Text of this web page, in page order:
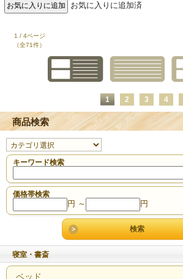
お気に入りに追加済
1 / 4ページ
（全71件）
1 2 3 4
商品検索
キーワード検索
価格帯検索
円 ～ 円
寝室・書斎
ベッド